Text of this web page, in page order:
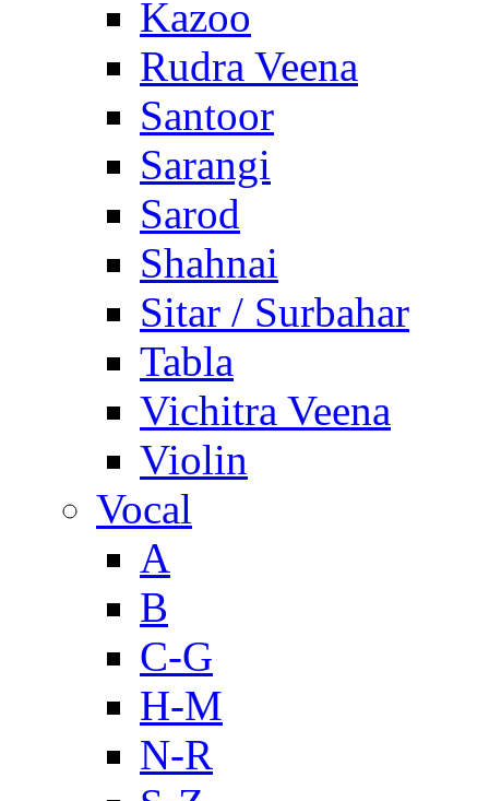
Kazoo
Rudra Veena
Santoor
Sarangi
Sarod
Shahnai
Sitar / Surbahar
Tabla
Vichitra Veena
Violin
Vocal
A
B
C-G
H-M
N-R